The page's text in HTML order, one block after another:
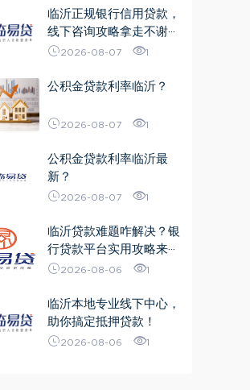
临沂正规银行信用贷款，
线下咨询攻略拿走不谢···
2026-08-07 1
公积金贷款利率临沂？
2026-08-07 1
公积金贷款利率临沂最
新？
2026-08-07 1
临沂贷款难题咋解决？银
行贷款平台实用攻略来···
2026-08-06 1
临沂本地专业线下中心，
助你搞定抵押贷款！
2026-08-06 1